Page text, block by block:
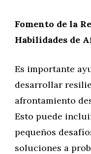
Fomento de la
Habilidades de
Es importante
desarrollar
afrontamiento
Esto puede
pequeños
soluciones a